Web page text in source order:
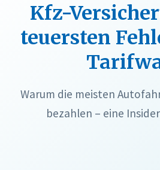
Kfz-
teuersten
Warum die meisten
bezahlen – eine